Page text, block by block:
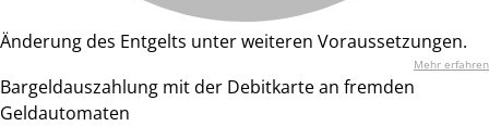
Änderung des Entgelts unter weiteren Voraussetzungen.
Mehr erfahren
Bargeldauszahlung mit der Debitkarte an fremden
Geldautomaten